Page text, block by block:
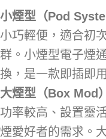
小煙型（Pod
小巧輕便，適合初
群。小煙型電子煙
換，是一款即插即
大煙型（Box Mod）
功率較高、設置靈
煙愛好者的需求。